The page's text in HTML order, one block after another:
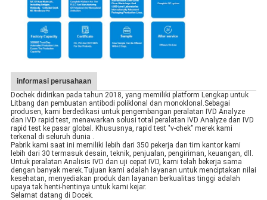
informasi perusahaan
Dochek didirikan pada tahun 2018, yang memiliki platform Lengkap untuk
Litbang dan pembuatan antibodi poliklonal dan monoklonal.Sebagai
produsen, kami berdedikasi untuk pengembangan peralatan IVD Analyze
dan IVD rapid test, menawarkan solusi total peralatan IVD Analyze dan IVD
rapid test ke pasar global. Khususnya, rapid test "v-chek" merek kami
terkenal di seluruh dunia .
Pabrik kami saat ini memiliki lebih dari 350 pekerja dan tim kantor kami
lebih dari 30 termasuk desain, teknik, penjualan, pengiriman, keuangan, dll.
Untuk peralatan Analisis IVD dan uji cepat IVD, kami telah bekerja sama
dengan banyak merek.Tujuan kami adalah layanan untuk menciptakan nilai
kesehatan, menyediakan produk dan layanan berkualitas tinggi adalah
upaya tak henti-hentinya untuk kami kejar.
Selamat datang di Docek.